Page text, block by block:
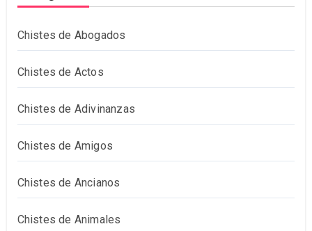
Chistes de Abogados
Chistes de Actos
Chistes de Adivinanzas
Chistes de Amigos
Chistes de Ancianos
Chistes de Animales